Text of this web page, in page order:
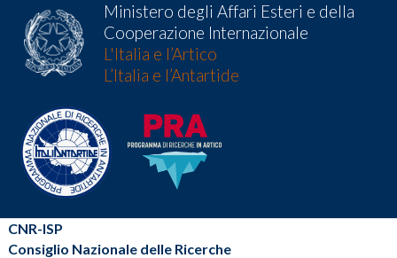
Ministero degli Affari Esteri e della
Cooperazione Internazionale
L'Italia e l’Artico
L’Italia e l’Antartide
CNR-ISP
Consiglio Nazionale delle Ricerche